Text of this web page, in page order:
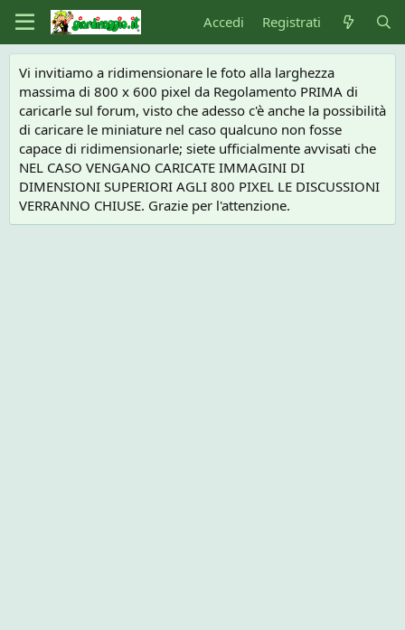
Accedi Registrati
Vi invitiamo a ridimensionare le foto alla larghezza
massima di 800 x 600 pixel da Regolamento PRIMA di
caricarle sul forum, visto che adesso c'è anche la possibilità
di caricare le miniature nel caso qualcuno non fosse
capace di ridimensionarle; siete ufficialmente avvisati che
NEL CASO VENGANO CARICATE IMMAGINI DI
DIMENSIONI SUPERIORI AGLI 800 PIXEL LE DISCUSSIONI
VERRANNO CHIUSE. Grazie per l'attenzione.